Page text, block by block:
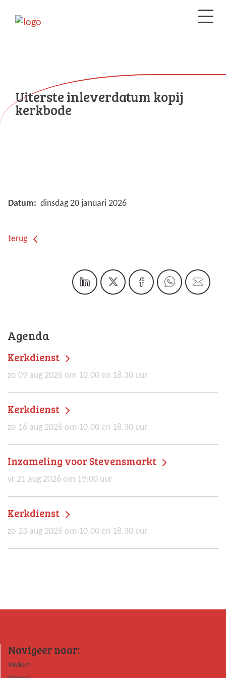
Uiterste inleverdatum kopij
kerkbode
Datum: dinsdag 20 januari 2026
terug
Agenda
Kerkdienst
zo 09 aug 2026 om 10.00 en 18.30 uur
Kerkdienst
zo 16 aug 2026 om 10.00 en 18.30 uur
Inzameling voor Stevensmarkt
vr 21 aug 2026 om 19:00 uur
Kerkdienst
zo 23 aug 2026 om 10.00 en 18.30 uur
Navigeer naar:
Welkom